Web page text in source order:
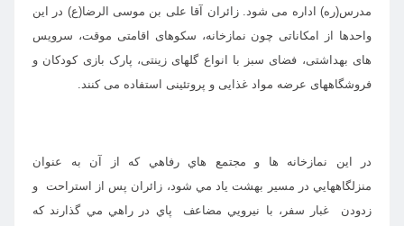
مدرس(ره) اداره می شود. زائران آقا علی بن موسی الرضا(ع) در این
واحدها از امکاناتی چون نمازخانه، سکوهای اقامتی موقت، سرویس
های بهداشتی، فضای سبز با انواع گلهای زینتی، پارک بازی کودکان و
فروشگاههای عرضه مواد غذایی و پروتئینی استفاده می کنند.
در اين نمازخانه ها و مجتمع هاي رفاهي كه از آن به عنوان
منزلگاههايي در مسير بهشت ياد مي شود، زائران پس از استراحت و
زدودن غبار سفر، با نيرويي مضاعف پاي در راهي مي گذارند كه